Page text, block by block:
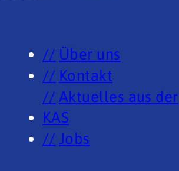
Über uns
Kontakt
Aktuelles aus der
KAS
Jobs